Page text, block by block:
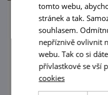
Tři
Slyšeli jste o
rozhledně?
evropský unikát
tomto webu,
stránek a tak.
souhlasem.
nepříznivě ovlivnit
webu. Tak co si
přívlastkové se vší
cookies